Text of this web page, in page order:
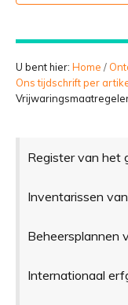
BELEVEN
U bent hier: Home /
Ons tijdschrift per
Register van het
Inventarissen
Beheersplannen
Internationaal